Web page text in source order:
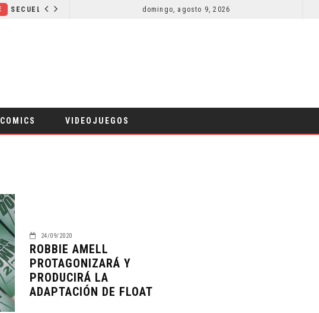
CINE
domingo, agosto 9, 2026
COMICS VIDEOJUEGOS
24/09/2020
ROBBIE AMELL
PROTAGONIZARÁ Y
PRODUCIRÁ LA
ADAPTACIÓN DE FLOAT